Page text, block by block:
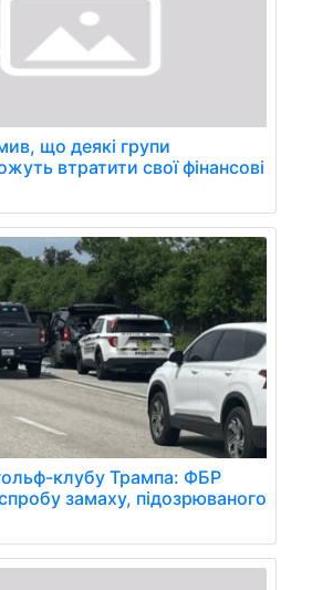
що деякі групи
втратити свої фінансові
клубу Трампа: ФБР
замаху, підозрюваного